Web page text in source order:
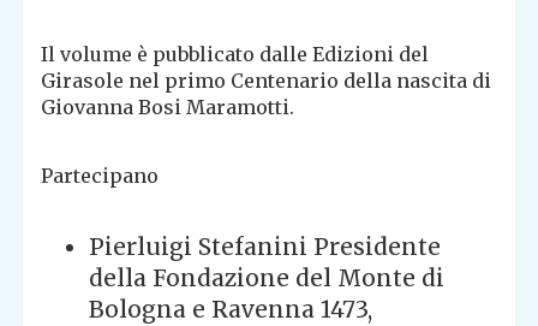
Il volume è pubblicato dalle Edizioni del
Girasole nel primo Centenario della nascita di
Giovanna Bosi Maramotti.
Partecipano
Pierluigi Stefanini Presidente
della Fondazione del Monte di
Bologna e Ravenna 1473,